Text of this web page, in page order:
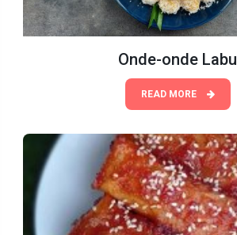
Onde-onde Labu
READ MORE